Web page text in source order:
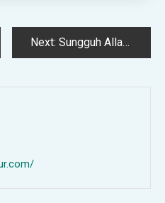
Next: Sungguh Allah Mengampuni Seluruh Dosa – KonsultasiSyariah.com